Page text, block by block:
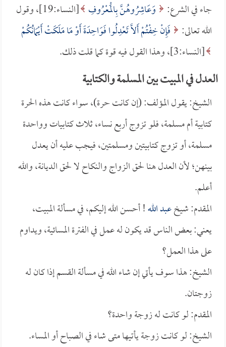
جاء في الشرع: وَعَاشِرُوهُنَّ بِالْمَعْرُوفِ
[النساء:19]، وقول
الله تعالى:
فَإِنْ خِفْتُمْ أَلاَّ تَعْدِلُوا فَوَاحِدَةً أَوْ مَا مَلَكَتْ أَيْمَانُكُمْ
[النساء:3]، وهذا القول فيه قوة كما قلت ذلك.
العدل في المبيت بين المسلمة والكتابية
الشيخ: يقول المؤلف: (إن كانت حرة)، سواء كانت هذه الحرة
كتابية أم مسلمة، فلو تزوج أربع نساء، ثلاث كتابيات وواحدة
مسلمة، أو تزوج كتابيتين ومسلمتين، فيجب عليه أن يعدل
بينهن؛ لأن العدل هنا لحق الزواج والنكاح لا لحق الديانة، والله
أعلم.
المقدم: شيخعبد الله! أحسن الله إليكم، في مسألة المبيت،
يعني: بعض الناس قد يكون له عمل في الفترة المسائية، ويداوم
على هذا العمل؟
الشيخ: هذا سوف يأتي إن شاء الله في مسألة القسم إذا كان له
زوجتان.
المقدم: لو كانت له زوجة واحدة؟
الشيخ: لو كانت زوجة يأتيها متى شاء في الصباح أو المساء.